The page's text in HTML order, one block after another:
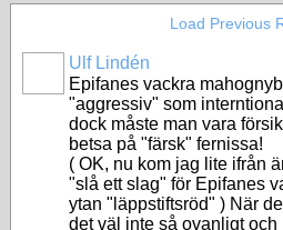
Load Previous
Ulf Lindén
Epifanes vackra
"aggressiv" som
dock måste man vara
betsa på "färsk" fernissa!
( OK, nu kom jag lite ifrån
"slå ett slag" för Epifanes
ytan "läppstiftsröd" ) När
det väl inte så ovanligt